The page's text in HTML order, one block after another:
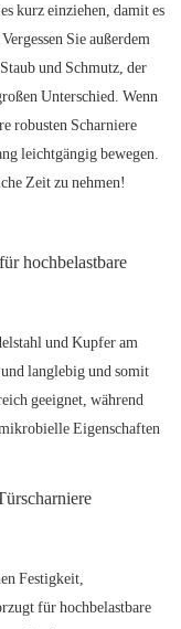
kurz einziehen, damit es
Sie außerdem
und Schmutz, der
Unterschied. Wenn
robusten Scharniere
leichtgängig bewegen.
Zeit zu nehmen!
hochbelastbare
und Kupfer am
langlebig und somit
geeignet, während
Eigenschaften
Festigkeit,
für hochbelastbare